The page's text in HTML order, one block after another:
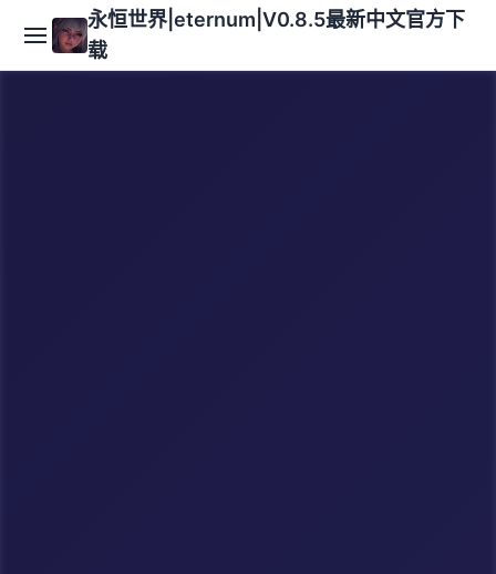
永恒世界|eternum|V0.8.5最新中文官方下
载